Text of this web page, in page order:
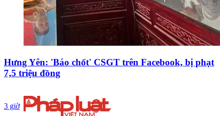
Hưng Yên: 'Báo chốt' CSGT trên Facebook, bị phạt
7,5 triệu đồng
3 giờ